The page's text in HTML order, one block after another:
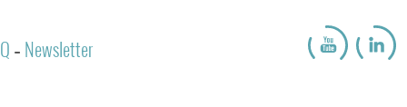
- Newsletter